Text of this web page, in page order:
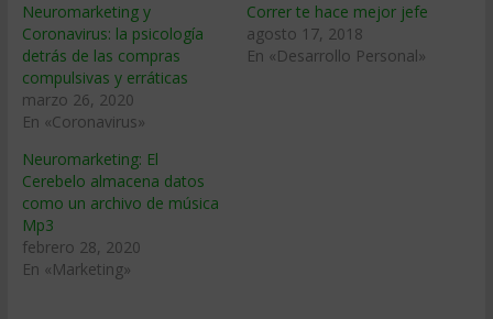
Neuromarketing y
Coronavirus: la psicología
detrás de las compras
compulsivas y erráticas
marzo 26, 2020
En «Coronavirus»
Correr te hace mejor jefe
agosto 17, 2018
En «Desarrollo Personal»
Neuromarketing: El
Cerebelo almacena datos
como un archivo de música
Mp3
febrero 28, 2020
En «Marketing»